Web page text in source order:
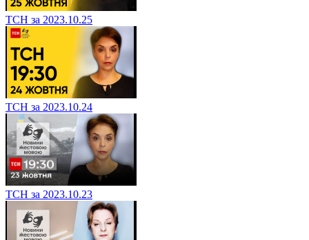
ТСН за 2023.10.25
ТСН за 2023.10.24
ТСН за 2023.10.23